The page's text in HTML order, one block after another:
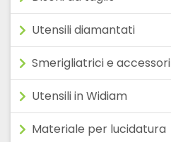
Utensili diamantati
Smerigliatrici e accessori
Utensili in Widiam
Materiale per lucidatura